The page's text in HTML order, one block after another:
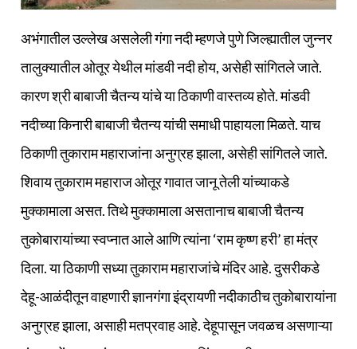
अभंगातील उल्लेख असलेली गंगा नदी म्हणजे पुणे जिल्ह्यातील जुन्नर
तालुक्यातील ओतूर येथील मांडवी नदी होय, असेही सांगितले जाते.
कारण श्री बाबाजी चैतन्य यांचे या ठिकाणी वास्तव्य होते. मांडवी
नदीच्या किनारी बाबाजी चैतन्य यांची समाधी पाहायला मिळते. याच
ठिकाणी तुकाराम महाराजांना अनुग्रह झाला, असेही सांगितले जाते.
शिवाय तुकाराम महाराज ओतूर गावात जानू तेली यांच्याकडे
मुक्कामाला असत. तिथे मुक्कामाला असतानाच बाबाजी चैतन्य
तुकोबारायांच्या स्वप्नात आले आणि त्यांना ‘राम कृष्ण हरी’ हा मंत्र
दिला. या ठिकाणी सध्या तुकाराम महाराजांचे मंदिर आहे. दुसरीकडे
देहू-आळंदीतून वाहणारी ज्ञानगंगा इंद्रायणी नदीकाठीच तुकोबारायांना
अनुग्रह झाला, असाही मतप्रवाह आहे. देहूपासून जवळच असणाऱ्या